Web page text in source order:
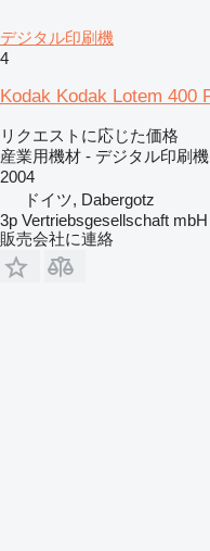
デジタル印刷機
4
Kodak Kodak Lotem 400
リクエストに応じた価格
産業用機材 - デジタル印刷機
2004
ドイツ, Dabergotz
3p Vertriebsgesellschaft mbH
販売会社に連絡